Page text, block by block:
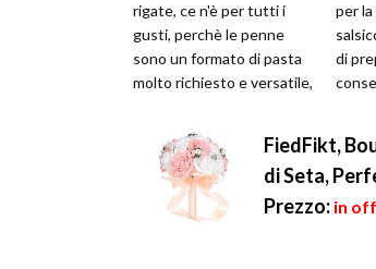
rigate, ce n'è per tutti i
gusti, perchè le penne
sono un formato di pasta
molto richiesto e versatile,
per
di
FiedFikt,
di Seta,
Prezzo: in